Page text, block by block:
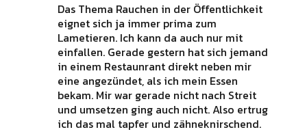
Das Thema Rauchen in der Öffentlichkeit
eignet sich ja immer prima zum
Lametieren. Ich kann da auch nur mit
einfallen. Gerade gestern hat sich jemand
in einem Restaunrant direkt neben mir
eine angezündet, als ich mein Essen
bekam. Mir war gerade nicht nach Streit
und umsetzen ging auch nicht. Also ertrug
ich das mal tapfer und zähneknirschend.